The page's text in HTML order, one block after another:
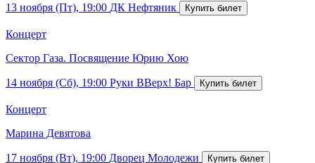
13 ноября (Пт), 19:00 ДК Нефтяник
Концерт
Сектор Газа. Посвящение Юрию Хою
14 ноября (Сб), 19:00 Руки ВВерх! Бар
Концерт
Марина Девятова
17 ноября (Вт), 19:00 Дворец Молодежи